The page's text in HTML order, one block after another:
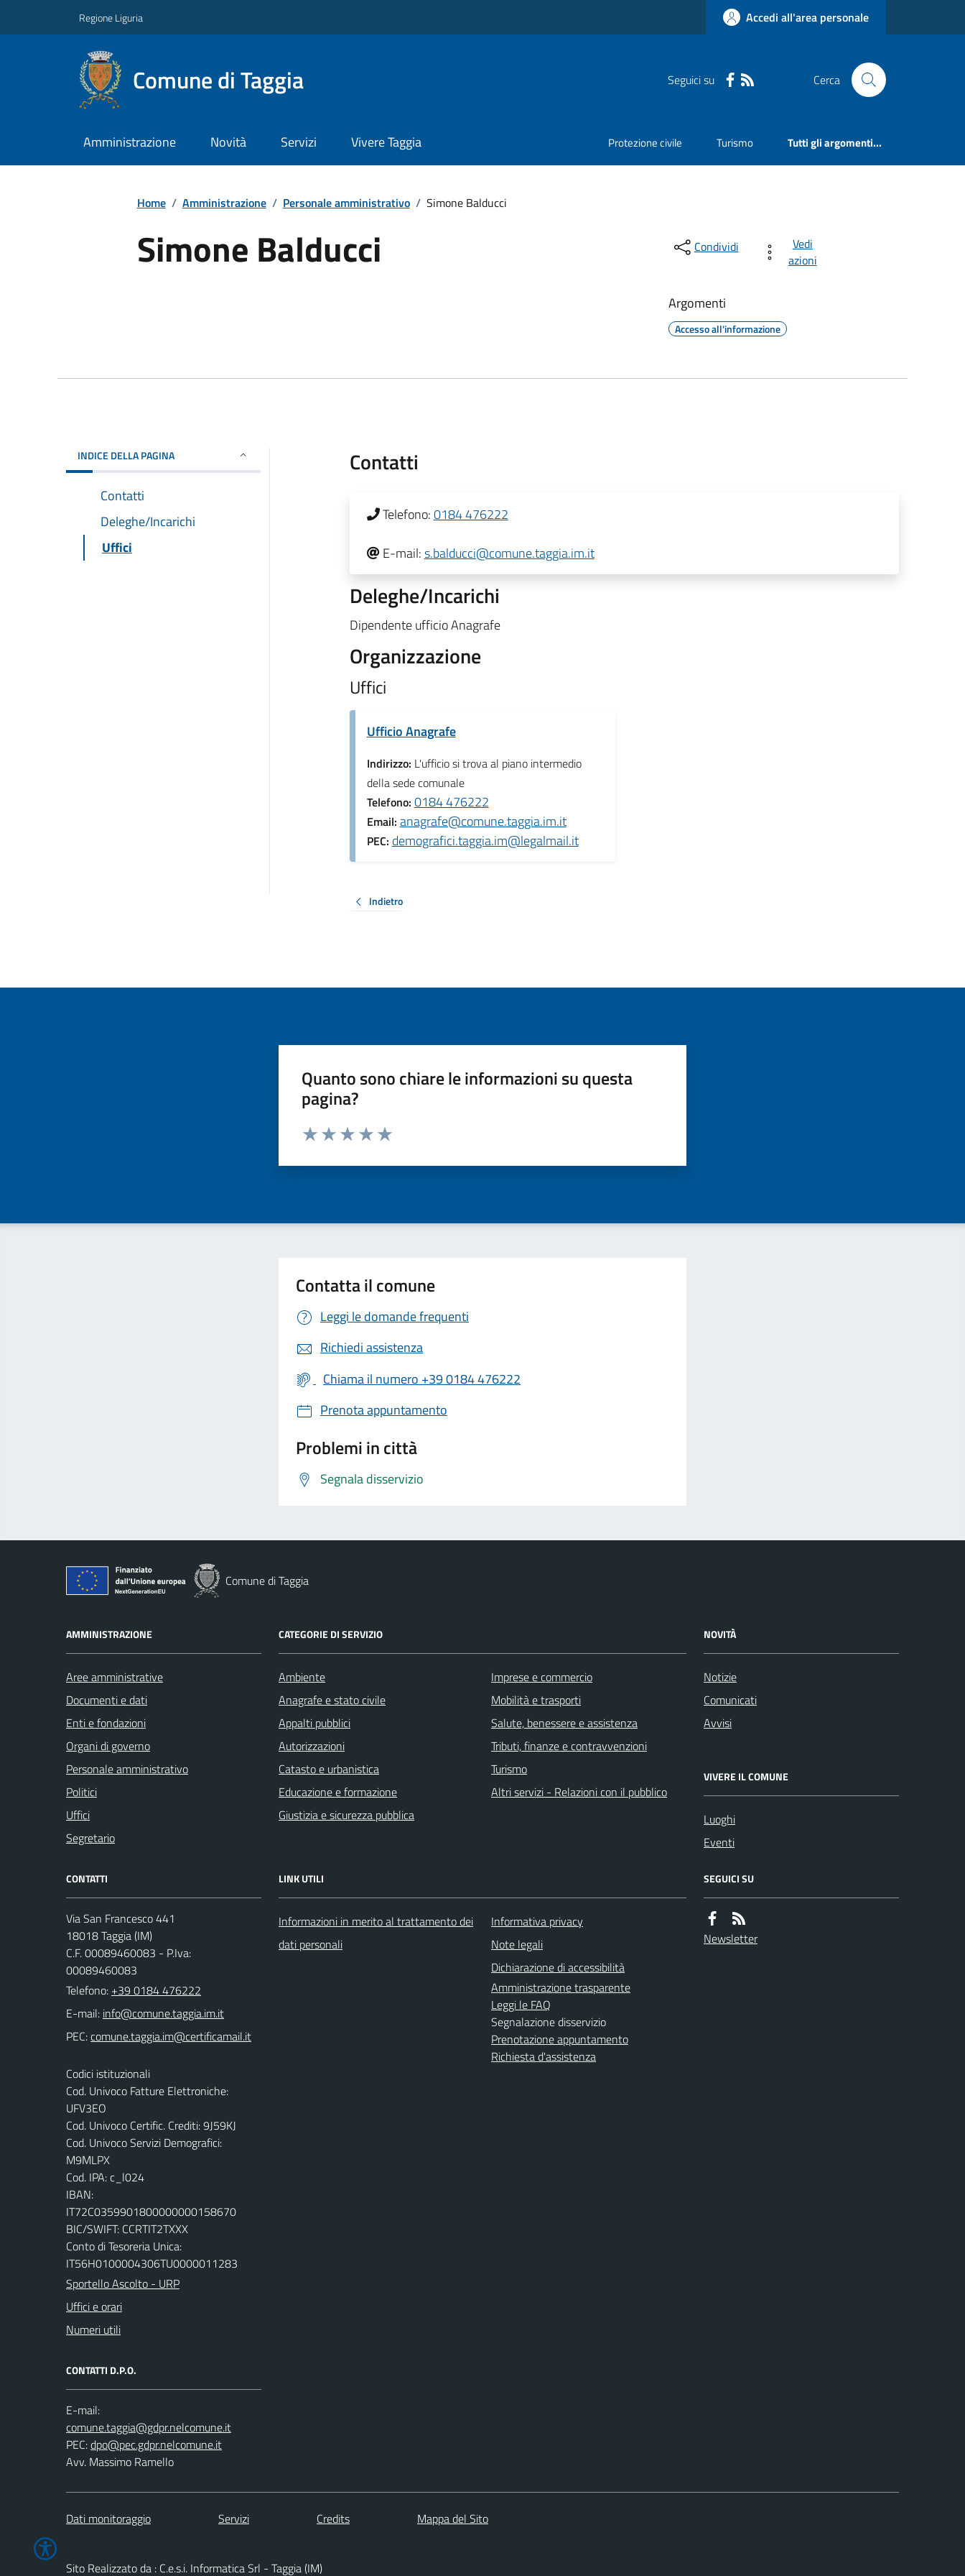
Regione Liguria Accedi all'area personale
Comune di Taggia Seguici su Cerca
Amministrazione Novità Servizi Vivere Taggia Protezione civile Turismo Tutti gli argomenti...
Home / Amministrazione / Personale amministrativo / Simone Balducci
Simone Balducci Condividi
Vedi
azioni
Argomenti
Accesso all'informazione
INDICE DELLA PAGINA
Contatti
Deleghe/Incarichi
Uffici
Contatti
Telefono:0184 476222
E-mail:s.balducci@comune.taggia.im.it
Deleghe/Incarichi
Dipendente ufficio Anagrafe
Organizzazione
Uffici
Ufficio Anagrafe
Indirizzo: L'ufficio si trova al piano intermedio
della sede comunale
Telefono: 0184 476222
Email: anagrafe@comune.taggia.im.it
PEC: demografici.taggia.im@legalmail.it
Indietro
Quanto sono chiare le informazioni su questa
pagina?
Valuta da 1 a 5 stelle la pagina
Contatta il comune
Leggi le domande frequenti
Richiedi assistenza
Chiama il numero +39 0184 476222
Prenota appuntamento
Problemi in città
Segnala disservizio
Comune di Taggia
AMMINISTRAZIONE
Aree amministrative
Documenti e dati
Enti e fondazioni
Organi di governo
Personale amministrativo
Politici
Uffici
Segretario
CATEGORIE DI SERVIZIO
Ambiente
Anagrafe e stato civile
Appalti pubblici
Autorizzazioni
Catasto e urbanistica
Educazione e formazione
Giustizia e sicurezza pubblica
Imprese e commercio
Mobilità e trasporti
Salute, benessere e assistenza
Tributi, finanze e contravvenzioni
Turismo
Altri servizi - Relazioni con il pubblico
NOVITÀ
Notizie
Comunicati
Avvisi
VIVERE IL COMUNE
Luoghi
Eventi
CONTATTI
Via San Francesco 441
18018 Taggia (IM)
C.F. 00089460083 - P.Iva:
00089460083
Telefono: +39 0184 476222
E-mail:
PEC:
Codici istituzionali
Cod. Univoco Fatture Elettroniche:
UFV3EO
Cod. Univoco Certific. Crediti: 9J59KJ
Cod. Univoco Servizi Demografici:
M9MLPX
Cod. IPA: c_l024
IBAN:
IT72C0359901800000000158670
BIC/SWIFT: CCRTIT2TXXX
Conto di Tesoreria Unica:
IT56H0100004306TU0000011283
Sportello Ascolto - URP
Uffici e orari
Numeri utili
CONTATTI D.P.O.
E-mail:
PEC:
Avv. Massimo Ramello
LINK UTILI
Informazioni in merito al trattamento dei
dati personali
Informativa privacy
Note legali
Dichiarazione di accessibilità
Amministrazione trasparente
Leggi le FAQ
Segnalazione disservizio
Prenotazione appuntamento
Richiesta d'assistenza
SEGUICI SU
Newsletter
Dati monitoraggio Servizi Credits Mappa del Sito
Sito Realizzato da : C.e.s.i. Informatica Srl - Taggia (IM)